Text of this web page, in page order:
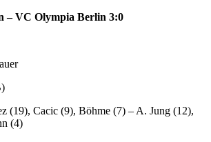
– VC Olympia Berlin 3:0
(19), Cacic (9), Böhme (7) – A. Jung (12),
(4)